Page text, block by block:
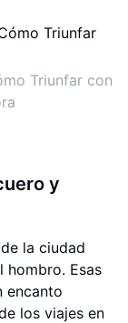
Triunfar con
y
la ciudad
hombro. Esas
encanto
los viajes en